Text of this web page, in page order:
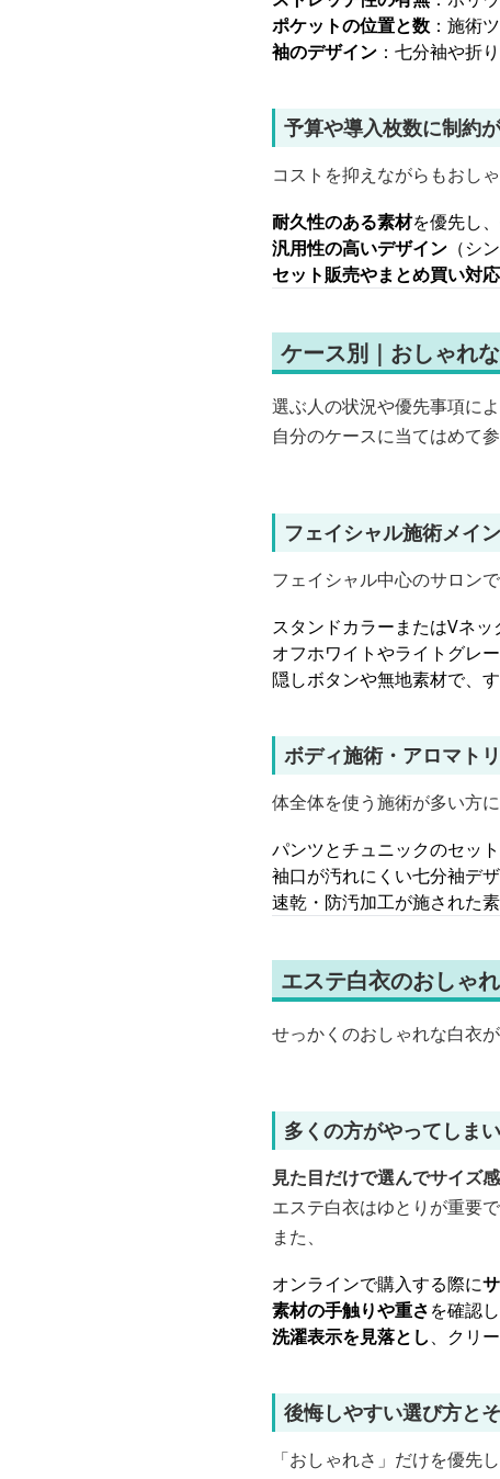
ポケットの位置と数 ：施術
袖のデザイン ：七分袖や折
予算や導入枚数に制約
コストを抑えながらもおし
耐久性のある素材を優先し
汎用性の高いデザイン （シ
セット販売やまとめ買い対応
ケース別｜おしゃれ
選ぶ人の状況や優先事項に
自分のケースに当てはめて
フェイシャル施術メイ
フェイシャル中心のサロン
スタンドカラーまたはVネ
オフホワイトやライトグレ
隠しボタンや無地素材で、
ボディ施術・アロマト
体全体を使う施術が多い方に
パンツとチュニックのセッ
袖口が汚れにくい七分袖デ
速乾・防汚加工が施された
エステ白衣のおしゃ
せっかくのおしゃれな白衣
多くの方がやってしま
見た目だけで選んでサイズ
エステ白衣はゆとりが重要
また、
オンラインで購入する際に
素材の手触りや重さを確認
洗濯表示を見落とし、クリ
後悔しやすい選び方と
「おしゃれさ」だけを優先